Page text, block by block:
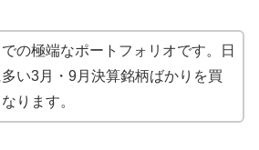
の極端なポートフォリオです。日
い3月・9月決算銘柄ばかりを買
ります。